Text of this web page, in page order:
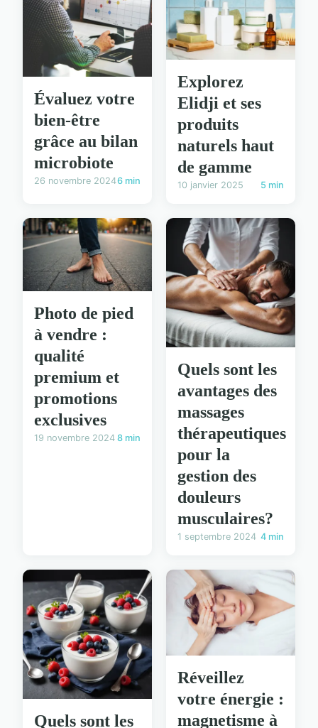
Évaluez votre
bien-être
grâce au bilan
microbiote
26 novembre 20246 min
Explorez
Elidji et ses
produits
naturels haut
de gamme
10 janvier 2025 5 min
Photo de pied
à vendre :
qualité
premium et
promotions
exclusives
19 novembre 2024 8 min
Quels sont les
avantages des
massages
thérapeutiques
pour la
gestion des
douleurs
musculaires?
1 septembre 2024 4 min
Quels sont les
Réveillez
votre énergie :
magnetisme à